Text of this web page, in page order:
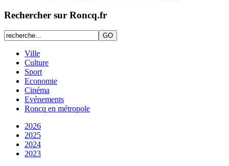
Rechercher sur Roncq.fr
Ville
Culture
Sport
Economie
Cinéma
Evénements
Roncq en métropole
2026
2025
2024
2023